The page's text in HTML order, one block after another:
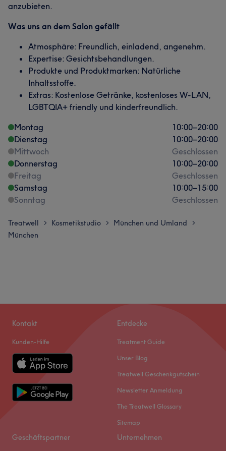
anzubieten.
Was uns an dem Salon gefällt
Atmosphäre: Freundlich, einladend, angenehm.
Expertise: Gesichtsbehandlungen.
Produkte und Produktmarken: Natürliche
Inhaltsstoffe.
Extras: Kostenlose Getränke, kostenloses W-LAN,
LGBTQIA+ friendly und kinderfreundlich.
Montag
10:00–20:00
Dienstag
10:00–20:00
Mittwoch
Geschlossen
Donnerstag
10:00–20:00
Freitag
Geschlossen
Samstag
10:00–15:00
Sonntag
Geschlossen
Treatwell > Kosmetikstudio > München und Umland >
München
Kontakt
Kunden-Hilfe
Entdecke
Treatment Guide
Unser Blog
Treatwell Geschenkgutschein
Newsletter Anmeldung
The Treatwell Glossary
Sitemap
Geschäftspartner Unternehmen